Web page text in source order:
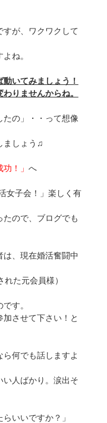
すが、ワクワクして
ね。
いてみましょう！
りませんからね。
たの」・・って想像
ましょう♫
！」 へ
女子会！」楽しく有
ので、ブログでも
、現在婚活奮闘中
た元会員様）
す。
させて下さい！と
何でも話しますよ
い人ばかり。涙出そ
いいですか？」